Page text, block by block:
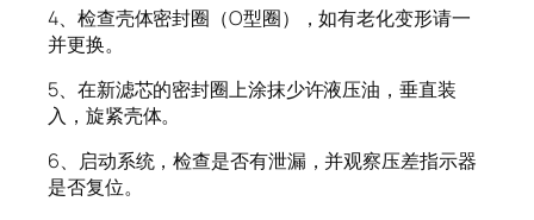
4、检查壳体密封圈（O型圈），如有老化变形请一
并更换。
5、在新滤芯的密封圈上涂抹少许液压油，垂直装
入，旋紧壳体。
6、启动系统，检查是否有泄漏，并观察压差指示器
是否复位。